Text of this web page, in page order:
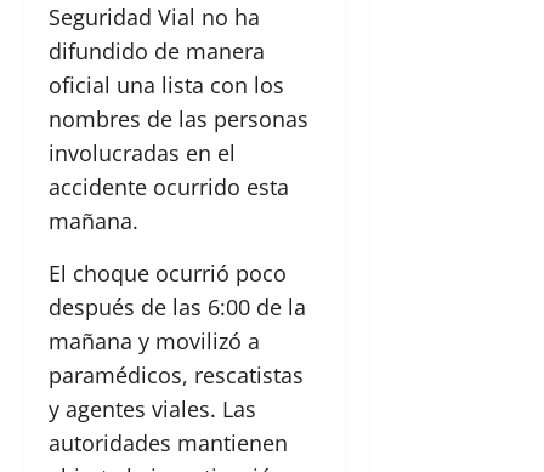
Seguridad Vial no ha
difundido de manera
oficial una lista con los
nombres de las personas
involucradas en el
accidente ocurrido esta
mañana.
El choque ocurrió poco
después de las 6:00 de la
mañana y movilizó a
paramédicos, rescatistas
y agentes viales. Las
autoridades mantienen